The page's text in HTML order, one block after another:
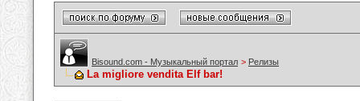
Bisound.com - Музыкальный портал > Релизы
La migliore vendita Elf bar!